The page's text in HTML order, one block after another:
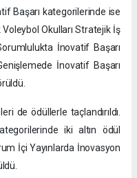
Başarı kategorilerinde ise
Okulları Stratejik İş
İnovatif Başarı
İnovatif Başarı
de ödüllerle taçlandırıldı.
iki altın ödül
İçi Yayınlarda İnovasyon